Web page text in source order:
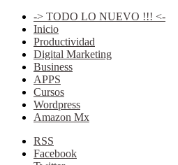
-> TODO LO NUEVO !!! <-
Inicio
Productividad
Digital Marketing
Business
APPS
Cursos
Wordpress
Amazon Mx
RSS
Facebook